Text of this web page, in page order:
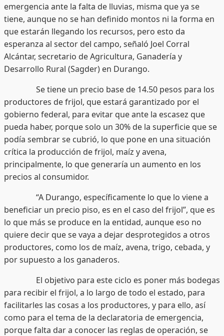
emergencia ante la falta de lluvias, misma que ya se
tiene, aunque no se han definido montos ni la forma en
que estarán llegando los recursos, pero esto da
esperanza al sector del campo, señaló Joel Corral
Alcántar, secretario de Agricultura, Ganadería y
Desarrollo Rural (Sagder) en Durango.
Se tiene un precio base de 14.50 pesos para los
productores de frijol, que estará garantizado por el
gobierno federal, para evitar que ante la escasez que
pueda haber, porque solo un 30% de la superficie que se
podía sembrar se cubrió, lo que pone en una situación
crítica la producción de frijol, maíz y avena,
principalmente, lo que generaría un aumento en los
precios al consumidor.
“A Durango, específicamente lo que lo viene a
beneficiar un precio piso, es en el caso del frijol”, que es
lo que más se produce en la entidad, aunque eso no
quiere decir que se vaya a dejar desprotegidos a otros
productores, como los de maíz, avena, trigo, cebada, y
por supuesto a los ganaderos.
El objetivo para este ciclo es poner más bodegas
para recibir el frijol, a lo largo de todo el estado, para
facilitarles las cosas a los productores, y para ello, así
como para el tema de la declaratoria de emergencia,
porque falta dar a conocer las reglas de operación, se